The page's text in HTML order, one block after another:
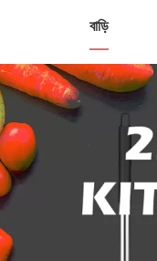
বাড়ি